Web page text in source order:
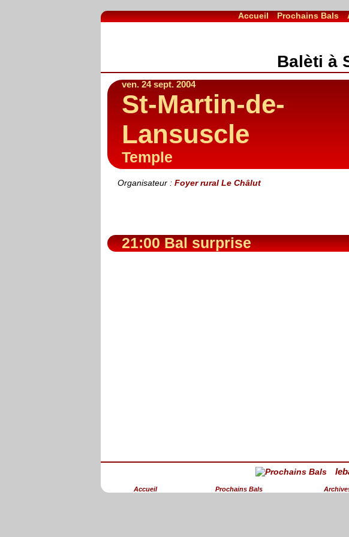
Accueil Prochains Bals
Balèti à
ven. 24 sept. 2004
St-Martin-de-
Lansuscle
Temple
Organisateur :Foyer rural Le Châlut
21:00 Bal surprise
Accueil Prochains Bals